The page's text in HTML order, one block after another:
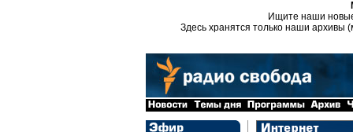
Ищите наши
Здесь хранятся только наши архивы